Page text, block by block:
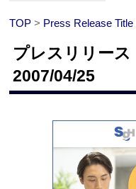
TOP > Press Release Title
プレスリリー
2007/04/25